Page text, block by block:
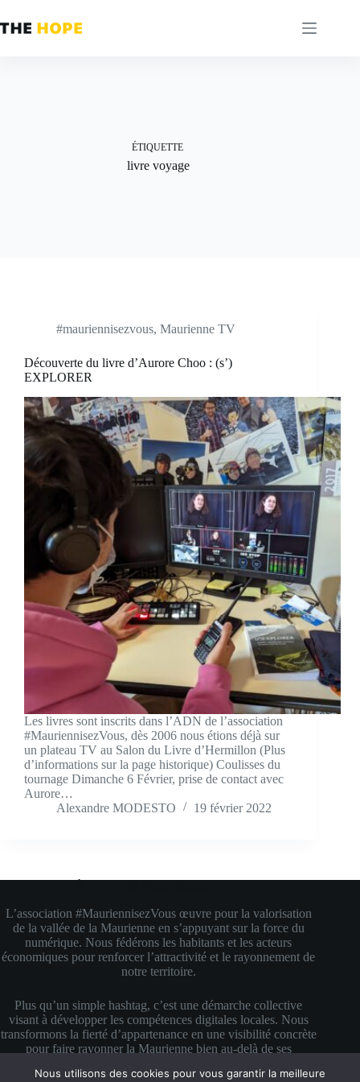
au
contenu
ÉTIQUETTE
livre voyage
#mauriennisezvous, Maurienne TV
Découverte du livre d’Aurore Choo : (s’)
EXPLORER
Les livres sont inscrits dans l’ADN de l’association
#MauriennisezVous, dès 2006 nous étions déjà sur
un plateau TV au Salon du Livre d’Hermillon (Plus
d’informations sur la page historique) Coulisses du
tournage Dimanche 6 Février, prise de contact avec
Aurore…
Alexandre MODESTO
19 février 2022
L’association #MauriennisezVous œuvre pour la valorisation
de la vallée de la Maurienne en s’appuyant sur la force du
numérique. Nous fédérons les habitants et les acteurs
économiques pour renforcer l’attractivité et le rayonnement de
notre territoire.
Plus qu’un simple hashtag, c’est une démarche collective
visant à développer les compétences digitales locales. Nous
transformons la fierté d’appartenance en une visibilité concrète
pour faire rayonner la Maurienne bien au-delà de ses
Copyright © 2026 #MauriennisezVous — Propulsé avec
Nous utilisons des cookies pour vous garantir la meilleure